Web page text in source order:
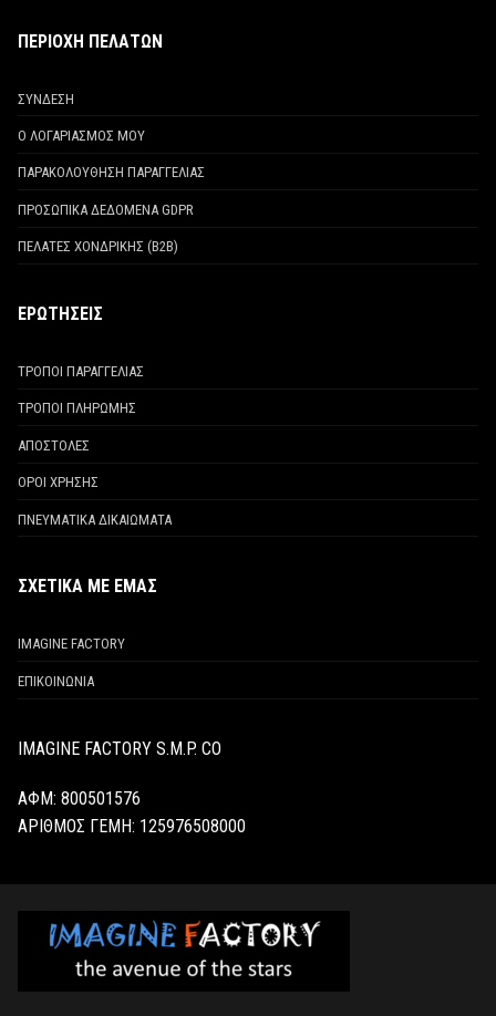
ΠΕΡΙΟΧΗ ΠΕΛΑΤΩΝ
ΣΥΝΔΕΣΗ
Ο ΛΟΓΑΡΙΑΣΜΟΣ ΜΟΥ
ΠΑΡΑΚΟΛΟΥΘΗΣΗ ΠΑΡΑΓΓΕΛΙΑΣ
ΠΡΟΣΩΠΙΚΑ ΔΕΔΟΜΕΝΑ GDPR
ΠΕΛΑΤΕΣ ΧΟΝΔΡΙΚΗΣ (Β2Β)
ΕΡΩΤΗΣΕΙΣ
ΤΡΟΠΟΙ ΠΑΡΑΓΓΕΛΙΑΣ
ΤΡΟΠΟΙ ΠΛΗΡΩΜΗΣ
ΑΠΟΣΤΟΛΕΣ
ΟΡΟΙ ΧΡΗΣΗΣ
ΠΝΕΥΜΑΤΙΚΑ ΔΙΚΑΙΩΜΑΤΑ
ΣΧΕΤΙΚΑ ΜΕ ΕΜΑΣ
IMAGINE FACTORY
ΕΠΙΚΟΙΝΩΝΙΑ
IMAGINE FACTORY S.M.P. CO
ΑΦΜ: 800501576
ΑΡΙΘΜΟΣ ΓΕΜΗ: 125976508000